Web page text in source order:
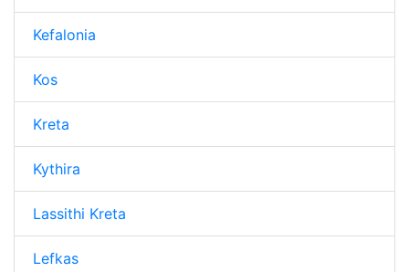
Kefalonia
Kos
Kreta
Kythira
Lassithi Kreta
Lefkas